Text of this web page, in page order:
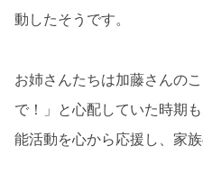
動したそうです。
お姉さんたちは加藤さんの
で！」と心配していた時期
能活動を心から応援し、家